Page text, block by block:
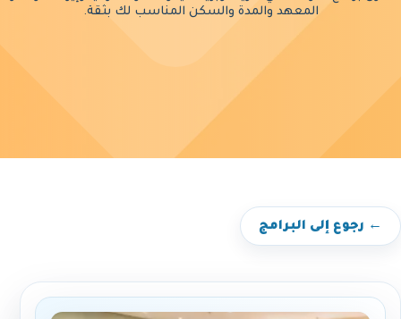
المعهد والمدة والسكن المناسب لك بثقة.
← رجوع إلى البرامج